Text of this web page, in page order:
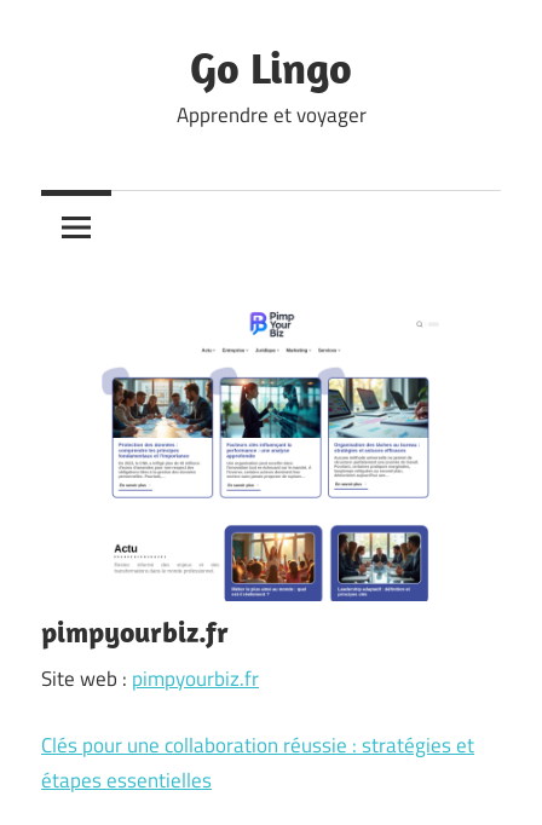
Go Lingo
Apprendre et voyager
pimpyourbiz.fr
Site web : pimpyourbiz.fr
Clés pour une collaboration réussie : stratégies et
étapes essentielles